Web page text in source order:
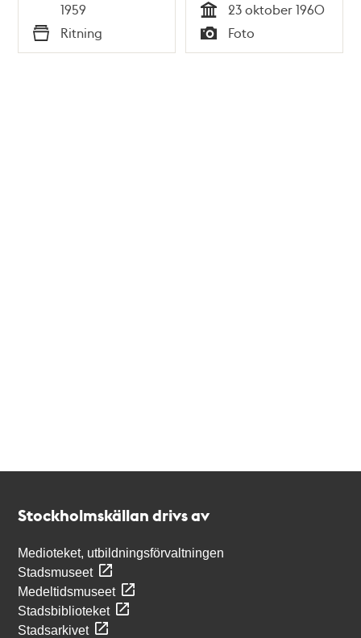
1959
Typ
Ritning Tid
23 oktober 1960
Typ
Foto
Stockholmskällan drivs av
Medioteket, utbildningsförvaltningen
Stadsmuseet
Medeltidsmuseet
Stadsbiblioteket
Stadsarkivet